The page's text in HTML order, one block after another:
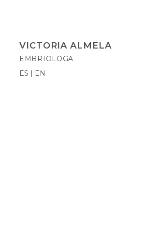
VICTORIA ALMELA
EMBRIOLOGA
ES | EN